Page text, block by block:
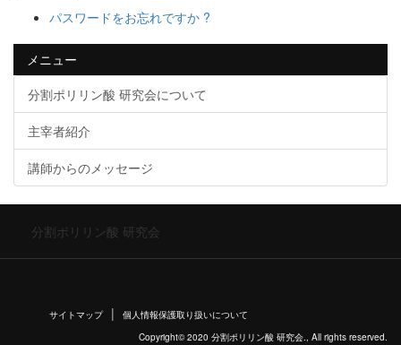
パスワードをお忘れですか ?
メニュー
分割ポリリン酸 研究会について
主宰者紹介
講師からのメッセージ
分割ポリリン酸 研究会
サイトマップ
個人情報保護取り扱いについて
Copyright© 2020 分割ポリリン酸 研究会., All rights reserved.